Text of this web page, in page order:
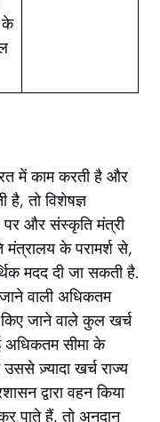
के
में काम करती है और
है, तो विशेषज्ञ
पर और संस्कृति मंत्री
मंत्रालय के परामर्श से,
मदद दी जा सकती है.
वाली अधिकतम
किए जाने वाले कुल खर्च
अधिकतम सीमा के
ज़्यादा खर्च राज्य
द्वारा वहन किया
पाते हैं, तो अनुदान